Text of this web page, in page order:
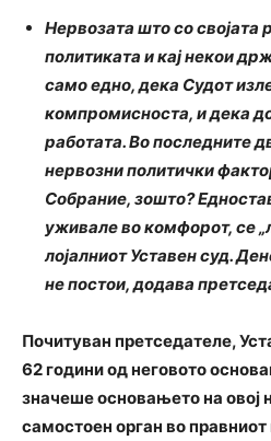
Нервозата што со својата
политиката и кај некои
само едно, дека Судот
компромисноста, и дека
работата. Во последните
нервозни политички
Собрание, зошто?
уживале во комфорот, се
лојалниот Уставен суд.
не постои, додава
Почитуван претседателе,
62 години од неговото
значеше основањето на овој
самостоен орган во